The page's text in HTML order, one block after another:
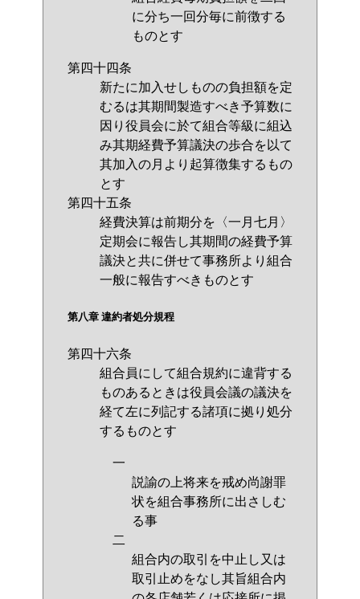
に分ち一回分毎に前徴する
ものとす
第四十四条
新たに加入せしものの負担額を定
むるは其期間製造すべき予算数に
因り役員会に於て組合等級に組込
み其期経費予算議決の歩合を以て
其加入の月より起算徴集するもの
とす
第四十五条
経費決算は前期分を〈一月七月〉
定期会に報告し其期間の経費予算
議決と共に併せて事務所より組合
一般に報告すべきものとす
第八章 違約者処分規程
第四十六条
組合員にして組合規約に違背する
ものあるときは役員会議の議決を
経て左に列記する諸項に拠り処分
するものとす
一
説諭の上将来を戒め尚謝罪
状を組合事務所に出さしむ
る事
二
組合内の取引を中止し又は
取引止めをなし其旨組合内